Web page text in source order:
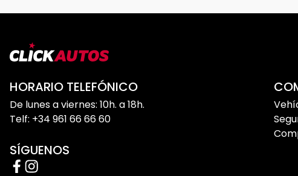
¿Por qué elegir una Opel Movano de ocasión?
Gran capacidad de carga y espacio interior
La Opel Movano destaca por su amplitud y múltiples
profesional.
Perfecta para empresas y autónomos
Gracias a su funcionalidad y resistencia, la Opel Movano
HORARIO TELEFÓNICO
De lunes a viernes: 10h. a 18h.
Telf: +34 961 66 66 60
SÍGUENOS